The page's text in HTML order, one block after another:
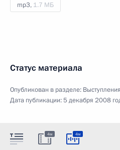
mp3, 1.7 МБ
Статус материала
Опубликован в разделе:
Дата публикации:5 декабря 2008
4м 4м